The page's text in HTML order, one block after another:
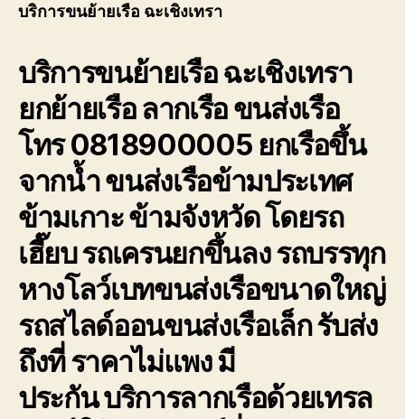
และ
มาตรฐาน
ระหว่าง
การ
ยก
ย้าย
การ
เดิน
ทาง
ขนส่ง
เรือ
ให้
ถึงที่
หมาย
บริการขนย้ายเรือ ฉะเชิงเทรา
บริการขนย้ายเรือ ฉะเชิงเทรา
ยกย้ายเรือ ลากเรือ ขนส่งเรือ
โทร 0818900005 ยกเรือขึ้น
จากน้ำ ขนส่งเรือข้ามประเทศ
ข้ามเกาะ ข้ามจังหวัด โดยรถ
เฮี๊ยบ รถเครนยกขึ้นลง รถบรรทุก
หางโลว์เบทขนส่งเรือขนาดใหญ่
รถสไลด์ออนขนส่งเรือเล็ก รับส่ง
ถึงที่ ราคาไม่แพง มี
ประกันบริการลากเรือด้วยเทรล